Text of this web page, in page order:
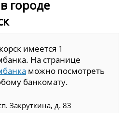
городе
имеется 1
На странице
можно посмотреть
банкомату.
Закруткина, д. 83